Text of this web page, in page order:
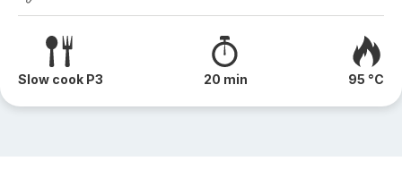
Slow cook P3 20 min 95 °C